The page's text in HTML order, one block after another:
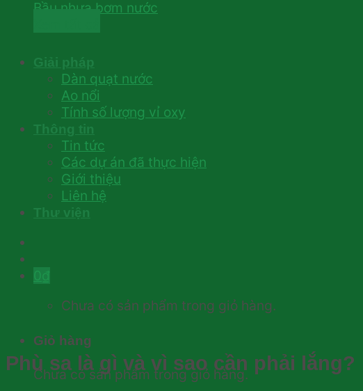
Bầu nhựa bơm nước
Giải pháp
Dàn quạt nước
Ao nổi
Tính số lượng vỉ oxy
Thông tin
Tin tức
Các dự án đã thực hiện
Giới thiệu
Liên hệ
Chưa có sản phẩm trong giỏ hàng.
Giỏ hàng
Chưa có sản phẩm trong giỏ hàng.
Phù sa là gì và vì sao cần phải lắng?